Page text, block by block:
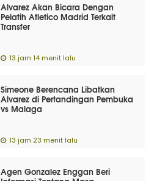
Alvarez Akan Bicara Dengan
Pelatih Atletico Madrid Terkait
Transfer
13 jam 14 menit lalu
Simeone Berencana Libatkan
Alvarez di Pertandingan Pembuka
vs Malaga
13 jam 23 menit lalu
Agen Gonzalez Enggan Beri